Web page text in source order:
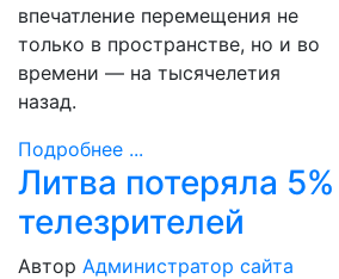
впечатление перемещения не
только в пространстве, но и во
времени — на тысячелетия
назад.
Подробнее ...
Литва потеряла 5%
телезрителей
Автор Администратор сайта